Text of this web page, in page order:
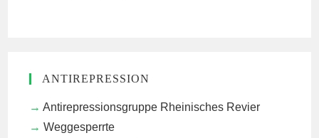
ANTIREPRESSION
Antirepressionsgruppe Rheinisches Revier
Weggesperrte